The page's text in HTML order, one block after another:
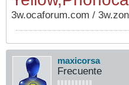
3w.ocaforum.com /
maxicorsa
Frecuente